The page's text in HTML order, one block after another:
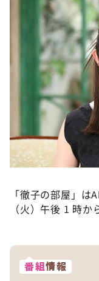
「徹子の部屋」は
（火）午後 1 時か
番組情報